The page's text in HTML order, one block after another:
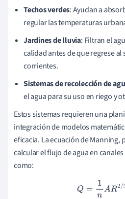
Techos verdes: Ayudan a
regular las temperaturas
Jardines de lluvia: Filtran el
calidad antes de que regrese al
corrientes.
Sistemas de recolección de
el agua para su uso en riego y
Estos sistemas requieren una
integración de modelos
eficacia. La ecuación de Manning,
calcular el flujo de agua en
como:
Q= 1nA R2/3S